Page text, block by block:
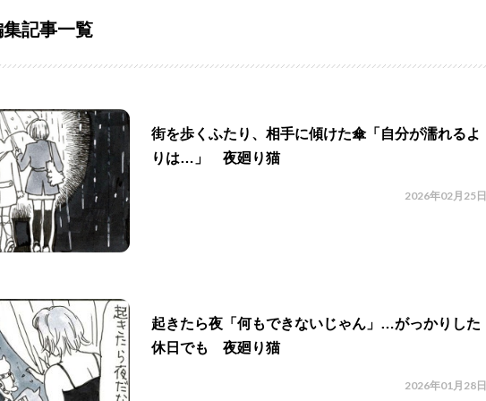
記事一覧
街を歩くふたり、相手に傾けた傘「自分が濡れるよ
りは…」 夜廻り猫
2026年02月25日
起きたら夜「何もできないじゃん」…がっかりした
休日でも 夜廻り猫
2026年01月28日